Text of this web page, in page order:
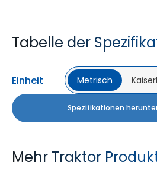
Tabelle der
Einheit Metrisch
Spezifikationen
Mehr Traktor